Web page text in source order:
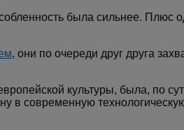
была сильнее. Плюс
, они по очереди друг друга
культуры, была, по
в современную